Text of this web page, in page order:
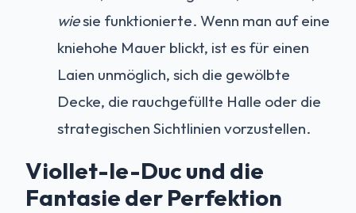
wiesie funktionierte. Wenn man auf eine
kniehohe Mauer blickt, ist es für einen
Laien unmöglich, sich die gewölbte
Decke, die rauchgefüllte Halle oder die
strategischen Sichtlinien vorzustellen.
Viollet-le-Duc und die
Fantasie der Perfektion